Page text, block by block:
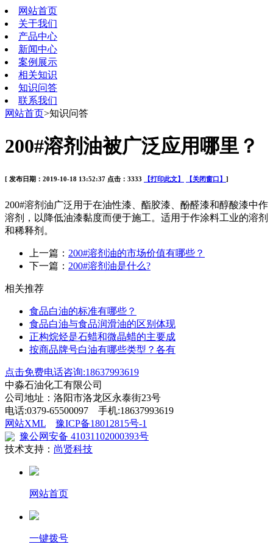
网站首页
关于我们
产品中心
新闻中心
案例展示
相关知识
知识问答
联系我们
网站首页>知识问答
200#溶剂油被广泛应用哪里？
[ 发布日期：2019-10-18 13:52:37 点击：3333 【打印此文】 【关闭窗口】 ]
200#溶剂油广泛用于在油性漆、酯胶漆、酚醛漆和醇酸漆中作
溶剂，以降低油漆黏度而便于施工。适用于作涂料工业的溶剂
和稀释剂。
上一篇： 200#溶剂油的市场价值有哪些？
下一篇： 200#溶剂油是什么?
相关推荐
食品白油的标准有哪些？
食品白油与食品润滑油的区别体现
正构烷烃是石蜡和微晶蜡的主要成
按商品牌号白油有哪些类型？各有
点击免费电话咨询:18637993619
中淼石油化工有限公司
公司地址：洛阳市洛龙区永泰街23号
电话:0379-65500097 手机:18637993619
网站XML
豫ICP备18012815号-1
豫公网安备 41031102000393号
技术支持： 尚贤科技
网站首页
一键拨号